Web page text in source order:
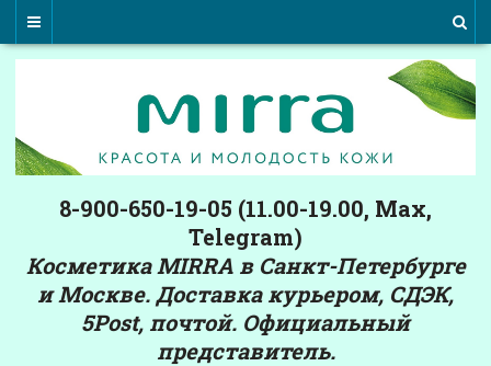
8-900-650-19-05 (11.00-19.00, Max,
Telegram)
Косметика MIRRA в Санкт-Петербурге
и Москве. Доставка курьером, СДЭК,
5Post, почтой. Официальный
представитель.